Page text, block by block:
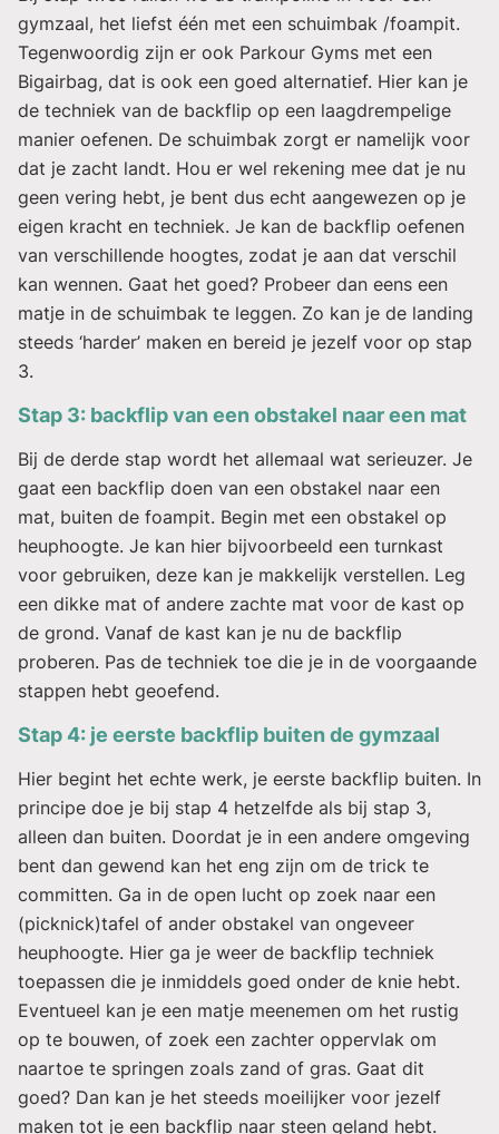
gymzaal, het liefst één met een schuimbak /foampit.
Tegenwoordig zijn er ook Parkour Gyms met een
Bigairbag, dat is ook een goed alternatief. Hier kan je
de techniek van de backflip op een laagdrempelige
manier oefenen. De schuimbak zorgt er namelijk voor
dat je zacht landt. Hou er wel rekening mee dat je nu
geen vering hebt, je bent dus echt aangewezen op je
eigen kracht en techniek. Je kan de backflip oefenen
van verschillende hoogtes, zodat je aan dat verschil
kan wennen. Gaat het goed? Probeer dan eens een
matje in de schuimbak te leggen. Zo kan je de landing
steeds ‘harder’ maken en bereid je jezelf voor op stap
3.
Stap 3: backflip van een obstakel naar een mat
Bij de derde stap wordt het allemaal wat serieuzer. Je
gaat een backflip doen van een obstakel naar een
mat, buiten de foampit. Begin met een obstakel op
heuphoogte. Je kan hier bijvoorbeeld een turnkast
voor gebruiken, deze kan je makkelijk verstellen. Leg
een dikke mat of andere zachte mat voor de kast op
de grond. Vanaf de kast kan je nu de backflip
proberen. Pas de techniek toe die je in de voorgaande
stappen hebt geoefend.
Stap 4: je eerste backflip buiten de gymzaal
Hier begint het echte werk, je eerste backflip buiten. In
principe doe je bij stap 4 hetzelfde als bij stap 3,
alleen dan buiten. Doordat je in een andere omgeving
bent dan gewend kan het eng zijn om de trick te
committen. Ga in de open lucht op zoek naar een
(picknick)tafel of ander obstakel van ongeveer
heuphoogte. Hier ga je weer de backflip techniek
toepassen die je inmiddels goed onder de knie hebt.
Eventueel kan je een matje meenemen om het rustig
op te bouwen, of zoek een zachter oppervlak om
naartoe te springen zoals zand of gras. Gaat dit
goed? Dan kan je het steeds moeilijker voor jezelf
maken tot je een backflip naar steen geland hebt.